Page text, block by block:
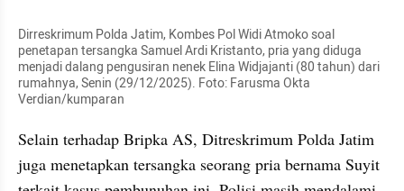
Dirreskrimum Polda Jatim, Kombes Pol Widi Atmoko soal
penetapan tersangka Samuel Ardi Kristanto, pria yang diduga
menjadi dalang pengusiran nenek Elina Widjajanti (80 tahun) dari
rumahnya, Senin (29/12/2025). Foto: Farusma Okta
Verdian/kumparan
Selain terhadap Bripka AS, Ditreskrimum Polda Jatim
juga menetapkan tersangka seorang pria bernama Suyit